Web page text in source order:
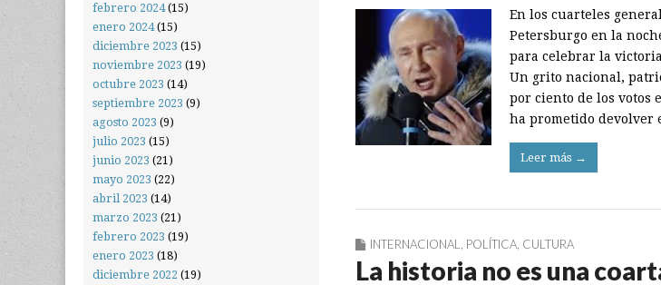
En los cuarteles
Petersburgo en la
para celebrar la
Un grito nacional,
por ciento de los votos
ha prometido devolver
Leer más →
INTERNACIONAL POLÍTICA CULTURA
La historia no es una
febrero 2024(15)
enero 2024(15)
diciembre 2023 (15)
noviembre 2023 (19)
octubre 2023 (14)
septiembre 2023 (9)
agosto 2023 (9)
julio 2023 (15)
junio 2023 (21)
mayo 2023 (22)
abril 2023 (14)
marzo 2023 (21)
febrero 2023 (19)
enero 2023 (18)
diciembre 2022 (19)